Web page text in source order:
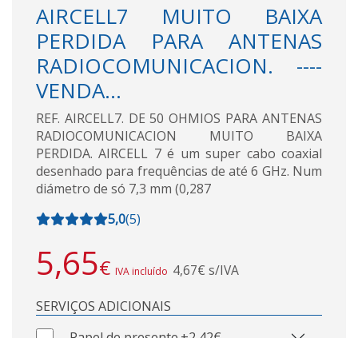
AIRCELL7 MUITO BAIXA
PERDIDA PARA ANTENAS
RADIOCOMUNICACION. ----
VENDA...
REF. AIRCELL7. DE 50 OHMIOS PARA ANTENAS
RADIOCOMUNICACION MUITO BAIXA
PERDIDA. AIRCELL 7 é um super cabo coaxial
desenhado para frequências de até 6 GHz. Num
diámetro de só 7,3 mm (0,287
5,0(5)
5,65€ IVA incluído 4,67€ s/IVA
SERVIÇOS ADICIONAIS